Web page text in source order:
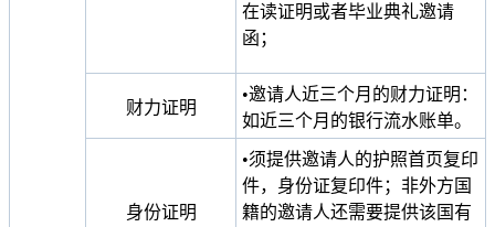
在读证明或者毕业典礼邀请
函；
财力证明
•邀请人近三个月的财力证明：
如近三个月的银行流水账单。
身份证明
•须提供邀请人的护照首页复印
件，身份证复印件；非外方国
籍的邀请人还需要提供该国有